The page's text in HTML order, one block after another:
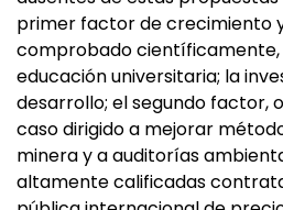
primer factor de crecimiento
comprobado científicamente,
educación universitaria; la
desarrollo; el segundo factor,
caso dirigido a mejorar
minera y a auditorías
altamente calificadas